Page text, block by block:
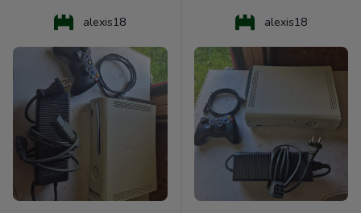
alexis18 alexis18